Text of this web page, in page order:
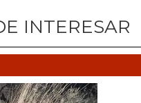
INTERESAR